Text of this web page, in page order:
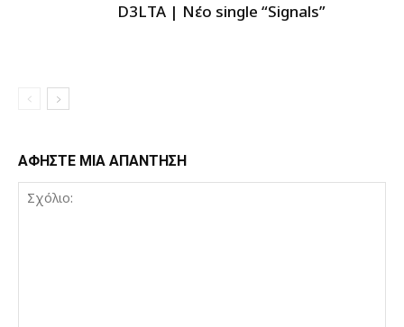
D3LTA | Νέο single “Signals”
ΑΦΗΣΤΕ ΜΙΑ ΑΠΑΝΤΗΣΗ